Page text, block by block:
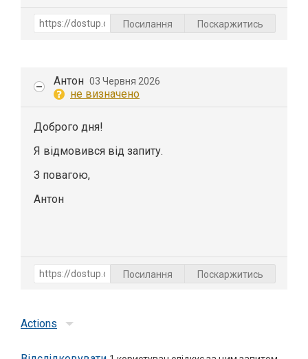
Посилання Поскаржитись
Антон 03 Червня 2026
не визначено
Доброго дня!
Я відмовився від запиту.
З повагою,
Антон
Посилання Поскаржитись
Actions